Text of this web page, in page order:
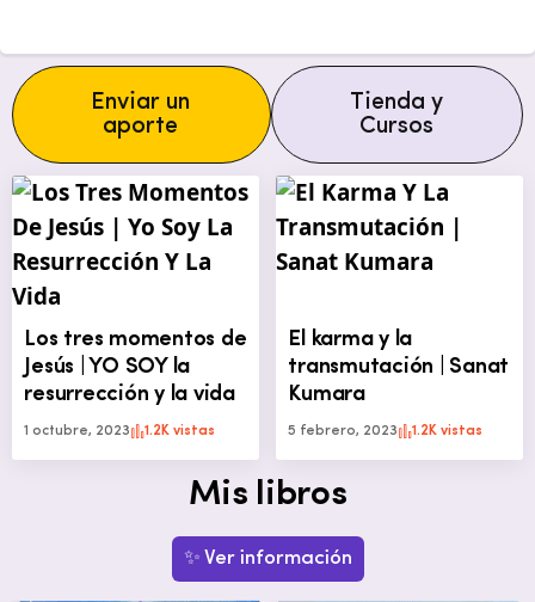
Enviar un
aporte
Tienda y
Cursos
Los tres momentos de
Jesús | YO SOY la
resurrección y la vida
1 octubre, 2023 1.2K vistas
El karma y la
transmutación | Sanat
Kumara
5 febrero, 2023 1.2K vistas
Mis libros
✨ Ver información